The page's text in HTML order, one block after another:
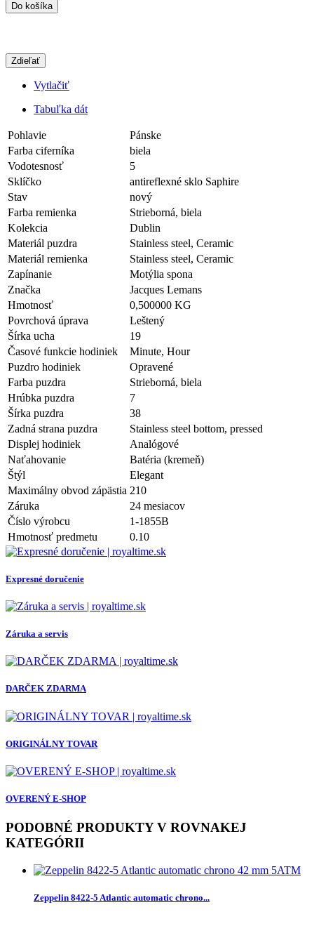
Do košíka
Zdieľať
Vytlačiť
Tabuľka dát
Pohlavie
Pánske
Farba ciferníka
biela
Vodotesnosť
5
Sklíčko
antireflexné sklo Saphire
Stav
nový
Farba remienka
Strieborná, biela
Kolekcia
Dublin
Materiál puzdra
Stainless steel, Ceramic
Materiál remienka
Stainless steel, Ceramic
Zapínanie
Motýlia spona
Značka
Jacques Lemans
Hmotnosť
0,500000 KG
Povrchová úprava
Leštený
Šírka ucha
19
Časové funkcie hodiniek
Minute, Hour
Puzdro hodiniek
Opravené
Farba puzdra
Strieborná, biela
Hrúbka puzdra
7
Šírka puzdra
38
Zadná strana puzdra
Stainless steel bottom, pressed
Displej hodiniek
Analógové
Naťahovanie
Batéria (kremeň)
Štýl
Elegant
Maximálny obvod zápästia 210
Záruka
24 mesiacov
Číslo výrobcu
1-1855B
Hmotnosť predmetu
0.10
Expresné doručenie
Záruka a servis
DARČEK ZDARMA
ORIGINÁLNY TOVAR
OVERENÝ E-SHOP
PODOBNÉ PRODUKTY V ROVNAKEJ
KATEGÓRII
Zeppelin 8422-5 Atlantic automatic chrono...